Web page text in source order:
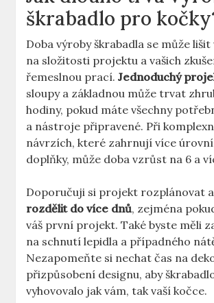
škrabadlo pro
Doba výroby škrabadla se může
na složitosti projektu a vašich
řemeslnou prací.Jednoduchý
sloupy a základnou může trvat
hodiny, pokud máte všechny
a nástroje připravené. Při
návrzích, které zahrnují více
doplňky, může doba vzrůst na 6 a
Doporučuji si projekt rozplánovat
rozdělit do více dnů, zejména
váš první projekt. Také byste měli
na schnutí lepidla a případného
Nezapomeňte si nechat čas na
přizpůsobení designu, aby
vyhovovalo jak vám, tak vaší kočce.